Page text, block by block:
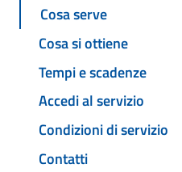
Cosa serve
Cosa si ottiene
Tempi e scadenze
Accedi al servizio
Condizioni di servizio
Contatti